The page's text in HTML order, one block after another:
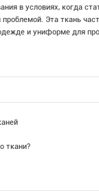
в условиях, когда
проблемой. Эта ткань
и униформе для
ткани?